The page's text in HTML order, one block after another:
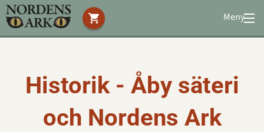
Meny
Stöd oss
Djuren
Bevarande
Utbildning
Historik - Åby säteri
och Nordens Ark